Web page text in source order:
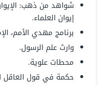
شواهد من ذهب:
إيوان العلماء.
برنامج مهدي الأمم،
وارث علم الرسول.
محطات علوية.
حكمة في قول العاقل